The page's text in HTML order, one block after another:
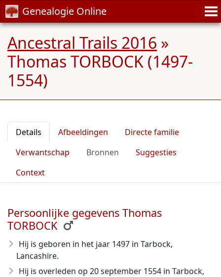
Genealogie Online
Ancestral Trails 2016 »
Thomas TORBOCK (1497-
1554)
Details Afbeeldingen
Directe familie
Verwantschap
Bronnen
Suggesties
Context
Persoonlijke gegevens Thomas
TORBOCK
Hij is geboren in het jaar 1497 in Tarbock,
Lancashire.
Hij is overleden op 20 september 1554 in Tarbock,